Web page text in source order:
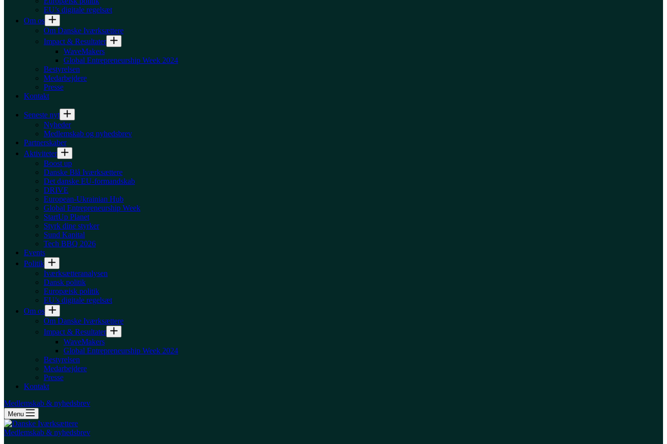
EU’s digitale regelsæt
Om os
Om Danske Iværksættere
Impact & Resultater
WaveMakers
Global Entrepreneurship Week 2024
Bestyrelsen
Medarbejdere
Presse
Kontakt
Seneste nyt
Nyheder
Medlemskab og nyhedsbrev
Partnerskaber
Aktiviteter
Boost up
Danske Blå Iværksættere
Det danske EU-formandskab
DRIVE
European-Ukrainian Hub
Global Entrepreneurship Week
StartUp Planet
Styrk dine styrker
Sund Kapital
Tech BBQ 2026
Events
Politik
Iværksætteranalysen
Dansk politik
Europæisk politik
EU’s digitale regelsæt
Om os
Om Danske Iværksættere
Impact & Resultater
WaveMakers
Global Entrepreneurship Week 2024
Bestyrelsen
Medarbejdere
Presse
Kontakt
Medlemskab & nyhedsbrev
Menu
Medlemskab & nyhedsbrev